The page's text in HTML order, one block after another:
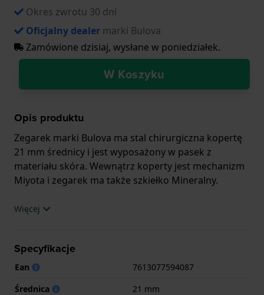
Okres zwrotu 30 dni
Oficjalny dealer marki Bulova
Zamówione dzisiaj, wysłane w poniedziałek.
W Koszyku
Opis produktu
Zegarek marki Bulova ma stal chirurgiczna kopertę
21 mm średnicy i jest wyposażony w pasek z
materiału skóra. Wewnątrz koperty jest mechanizm
Miyota i zegarek ma także szkiełko Mineralny.
Zegarek jest wodoodporny do 3ATM. Oznacza to, że
.
Więcej
Specyfikacje
Ean
7613077594087
Średnica
21 mm